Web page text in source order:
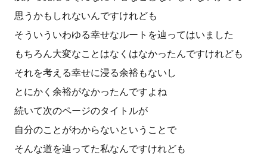
思うかもしれないんですけれども
そういういわゆる幸せなルートを辿ってはいました
もちろん大変なことはなくはなかったんですけれども
それを考える幸せに浸る余裕もないし
とにかく余裕がなかったんですよね
続いて次のページのタイトルが
自分のことがわからないということで
そんな道を辿ってた私なんですけれども